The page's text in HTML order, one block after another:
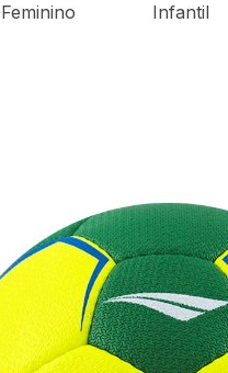
Feminino Infantil